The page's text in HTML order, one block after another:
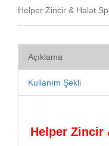
Helper Zincir & Halat
Açıklama
Kullanım Şekli
Helper Zincir